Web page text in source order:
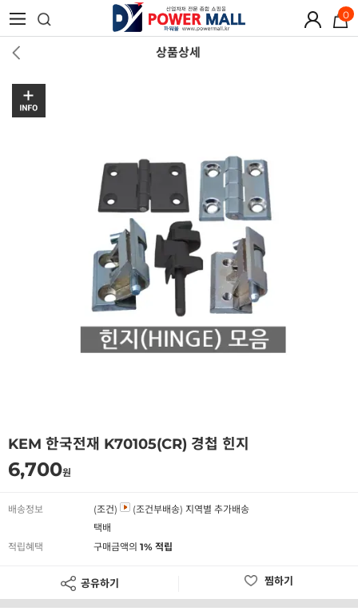
0
상품상세
KEM 한국전재 K70105(CR) 경첩 힌지
6,700원
배송정보 (조건) (조건부배송) 지역별 추가배송
택배
적립혜택
구매금액의 1% 적립
공유하기 찜하기